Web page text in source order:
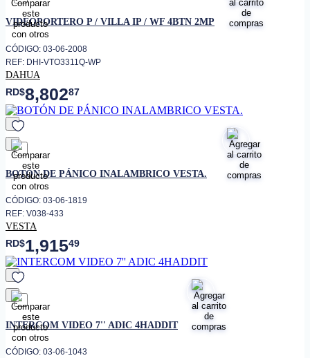
favorito
VIDEOPORTERO P / VILLA IP / WF 4BTN 2MP
CÓDIGO: 03-06-2008
REF: DHI-VTO3311Q-WP
DAHUA
RD$8,80287
favorito
BOTÓN DE PÁNICO INALAMBRICO VESTA.
CÓDIGO: 03-06-1819
REF: V038-433
VESTA
RD$1,91549
favorito
INTERCOM VIDEO 7'' ADIC 4HADDIT
CÓDIGO: 03-06-1043